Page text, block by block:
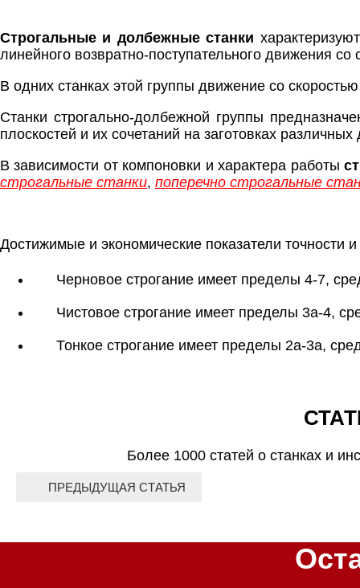
Строгальные и долбежные станки
линейного возвратно-поступательного движения
В одних станках этой группы движение со
Станки строгально-долбежной группы
плоскостей и их сочетаний на заготовках
В зависимости от компоновки и характера работы
строгальные станки, поперечно строгальные
Достижимые и экономические показатели точности
Черновое строгание имеет пределы 4-7,
Чистовое строгание имеет пределы 3а-4,
Тонкое строгание имеет пределы 2а-3а,
Более 1000 статей о станках и
ПРЕДЫДУЩАЯ СТАТЬЯ